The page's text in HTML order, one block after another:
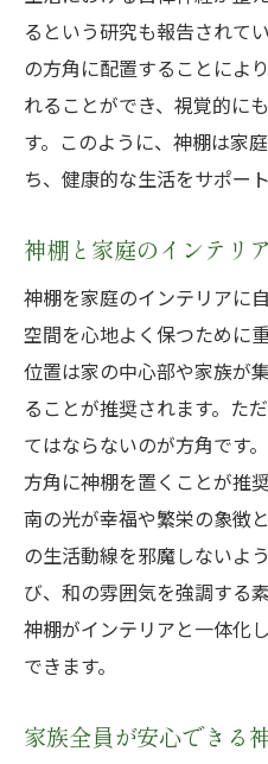
るという研究も報告されて
の方角に配置することによ
れることができ、視覚的に
す。このように、神棚は家
ち、健康的な生活をサポー
神棚と家庭のインテリ
神棚を家庭のインテリアに
空間を心地よく保つために
位置は家の中心部や家族が
ることが推奨されます。
てはならないのが方角です
方角に神棚を置くことが推
南の光が幸福や繁栄の象徴
の生活動線を邪魔しないよ
び、和の雰囲気を強調する
神棚がインテリアと一体化
できます。
家族全員が安心できる